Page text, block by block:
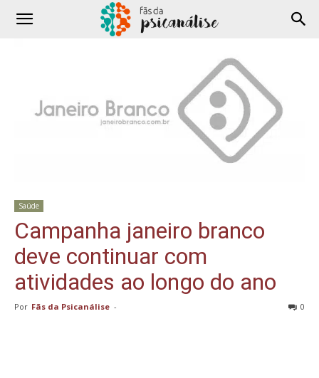
Saúde
Campanha janeiro branco
deve continuar com
atividades ao longo do ano
Por Fãs da Psicanálise - 0